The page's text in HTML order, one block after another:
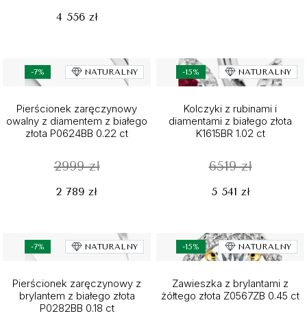
4 556 zł
-7% NATURALNY
Pierścionek zaręczynowy
owalny z diamentem z białego
złota P0624BB 0.22 ct
2999 zł
2 789 zł
-15% NATURALNY
Kolczyki z rubinami i
diamentami z białego złota
K1615BR 1.02 ct
6519 zł
5 541 zł
-7% NATURALNY
Pierścionek zaręczynowy z
brylantem z białego złota
P0282BB 0.18 ct
-15% NATURALNY
Zawieszka z brylantami z
żółtego złota Z0567ZB 0.45 ct